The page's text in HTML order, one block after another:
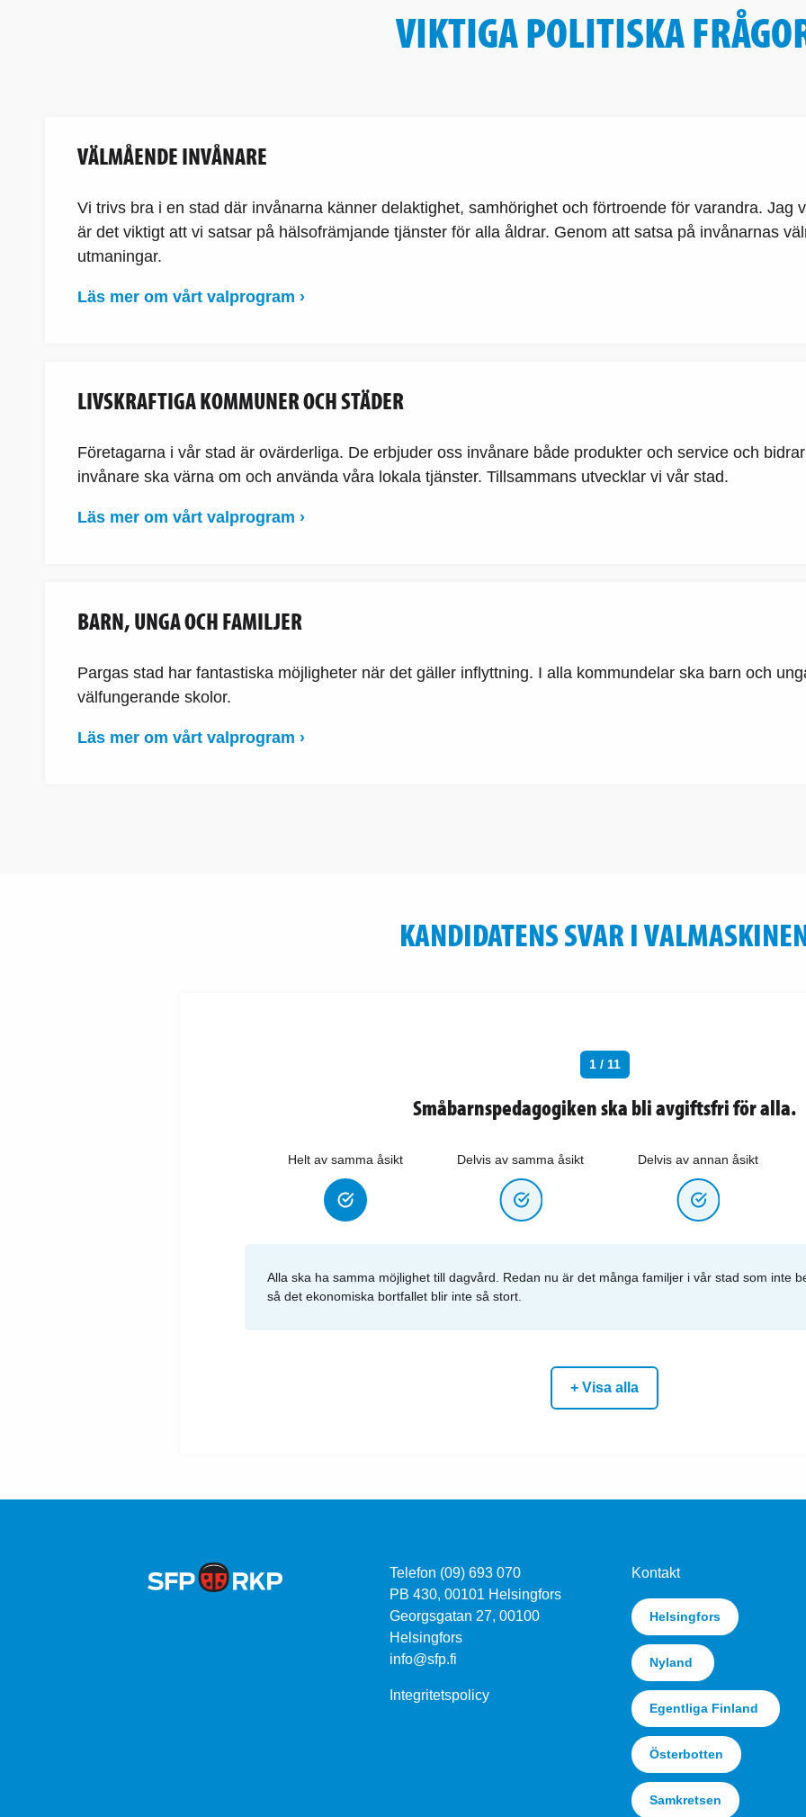
VIKTIGA POLITISKA
VÄLMÅENDE INVÅNARE
Vi trivs bra i en stad där invånarna känner delaktighet, samhörighet och förtroende för varandra. Jag
är det viktigt att vi satsar på hälsofrämjande tjänster för alla åldrar. Genom att satsa på invånarnas
utmaningar.
Läs mer om vårt valprogram ›
LIVSKRAFTIGA KOMMUNER OCH STÄDER
Företagarna i vår stad är ovärderliga. De erbjuder oss invånare både produkter och service och
invånare ska värna om och använda våra lokala tjänster. Tillsammans utvecklar vi vår stad.
Läs mer om vårt valprogram ›
BARN, UNGA OCH FAMILJER
Pargas stad har fantastiska möjligheter när det gäller inflyttning. I alla kommundelar ska barn och
välfungerande skolor.
Läs mer om vårt valprogram ›
KANDIDATENS SVAR I
1 / 11
Småbarnspedagogiken ska bli avgiftsfri för alla.
Helt av samma åsikt Delvis av samma åsikt Delvis av annan åsikt
Alla ska ha samma möjlighet till dagvård. Redan nu är det många familjer i vår stad som inte
så det ekonomiska bortfallet blir inte så stort.
+ Visa alla
Telefon (09) 693 070
PB 430, 00101 Helsingfors
Georgsgatan 27, 00100
Helsingfors
info@sfp.fi
Integritetspolicy
Kontakt
Helsingfors
Nyland
Egentliga Finland
Österbotten
Samkretsen